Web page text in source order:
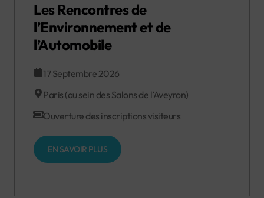
Les Rencontres de
l’Environnement et de
l’Automobile
17 Septembre 2026
Paris (au sein des Salons de l’Aveyron)
Ouverture des inscriptions visiteurs
EN SAVOIR PLUS